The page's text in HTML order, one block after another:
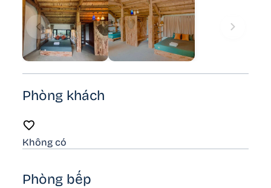
Phòng khách
Không có
Phòng bếp